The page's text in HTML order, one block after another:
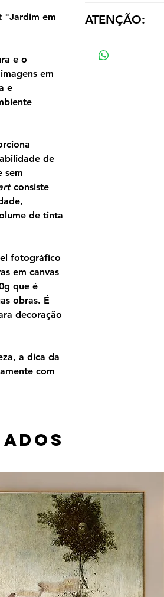
"Jardim em
e o
em
e
de
sem
consiste
de tinta
fotográfico
em canvas
que é
obras. É
decoração
a dica da
com
em torno de
estrada, até o rio
ATENÇÃO:
tamanho e material